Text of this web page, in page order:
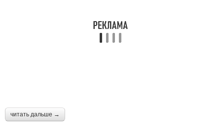
читать дальше →